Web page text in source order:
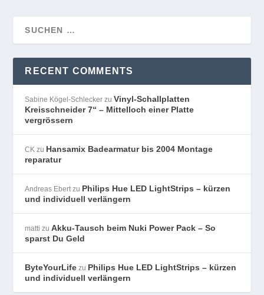
RECENT COMMENTS
Sabine Kögel-Schlecker zuVinyl-Schallplatten
Kreisschneider 7“ – Mittelloch einer Platte
vergrössern
CK zu Hansamix Badearmatur bis 2004 Montage
reparatur
Andreas Ebert zu Philips Hue LED LightStrips – kürzen
und individuell verlängern
matti zuAkku-Tausch beim Nuki Power Pack – So
sparst Du Geld
ByteYourLife zu Philips Hue LED LightStrips – kürzen
und individuell verlängern